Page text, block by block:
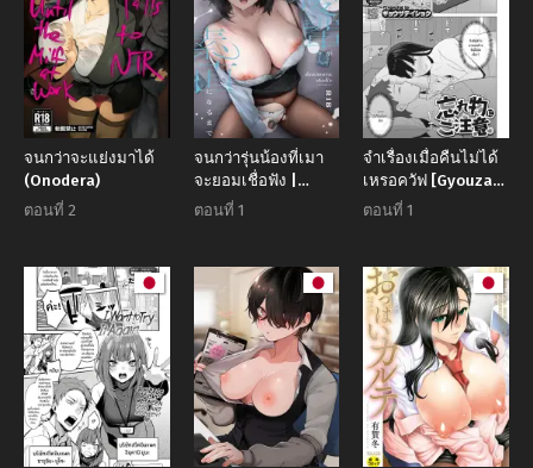
the Sexual Relief
Department
~Training Chapter~
จนกว่าจะแย่งมาได้
(Onodera)
ตอนที่ 2
จนกว่ารุ่นน้องที่เมา
จะยอมเชื่อฟัง |
[Danimaru studio
Naru made
ตอนที่ 1
จำเรื่องเมื่อคืนไม่ได้
เหรอควัฟ [Gyouza
Teishoku]
ตอนที่ 1